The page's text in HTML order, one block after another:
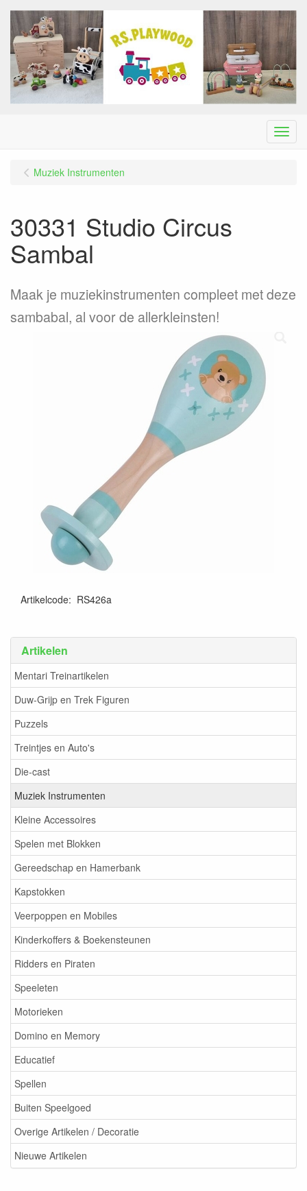
Menu
Artikelen
Mentari Treinartikelen
Duw-Grijp en Trek Figuren
Puzzels
Treintjes en Auto's
Die-cast
Muziek Instrumenten
Kleine Accessoires
Spelen met Blokken
Gereedschap en Hamerbank
Kapstokken
Veerpoppen en Mobiles
Kinderkoffers & Boekensteunen
Ridders en Piraten
Speeleten
Motorieken
Domino en Memory
Educatief
Spellen
Buiten Speelgoed
Overige Artikelen / Decoratie
Nieuwe Artikelen
Muziek Instrumenten
30331 Studio Circus
Sambal
Maak je muziekinstrumenten compleet met deze
sambabal, al voor de allerkleinsten!
Artikelcode: RS426a